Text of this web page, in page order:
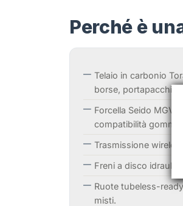
Perché è
Telaio in carbonio
borse, portapacchi e
Forcella Seido MGV
compatibilità gomme.
Trasmissione
Freni a disco
Ruote tubeless-
misti.